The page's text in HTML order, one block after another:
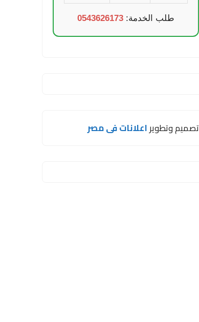
طلب الخدمة: 0543626173
تصميم وتطويراعلانات فى مصر